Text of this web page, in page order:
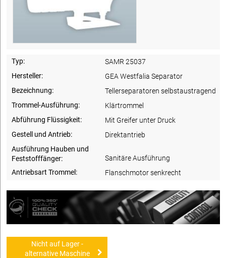
Typ:
SAMR 25037
Hersteller:
GEA Westfalia Separator
Bezeichnung:
Tellerseparatoren selbstaustragend
Trommel-Ausführung:
Klärtrommel
Abführung Flüssigkeit:
Mit Greifer unter Druck
Gestell und Antrieb:
Direktantrieb
Ausführung Hauben und
Feststofffänger:
Sanitäre Ausführung
Antriebsart Trommel:
Flanschmotor senkrecht
Nicht auf Lager -
alternative Maschine